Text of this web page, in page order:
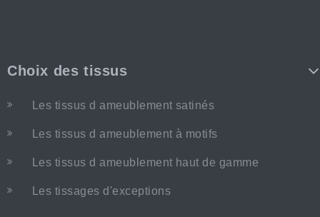
Choix des tissus
Les tissus d ameublement satinés
Les tissus d ameublement à motifs
Les tissus d ameublement haut de gamme
Les tissages d'exceptions